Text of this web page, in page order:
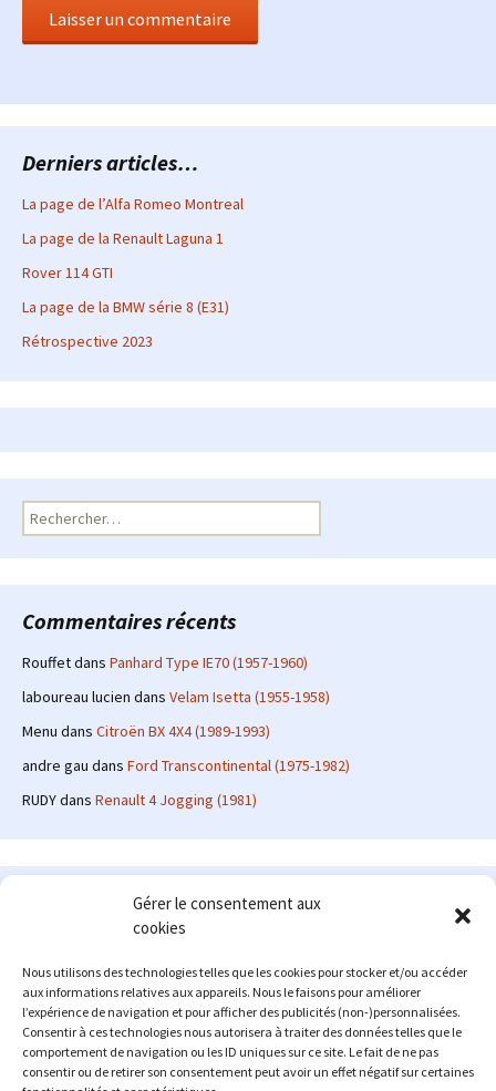
Gérer le consentement aux
cookies
Nous utilisons des technologies telles que les cookies pour stocker et/ou accéder
aux informations relatives aux appareils. Nous le faisons pour améliorer
l’expérience de navigation et pour afficher des publicités (non-)personnalisées.
Consentir à ces technologies nous autorisera à traiter des données telles que le
comportement de navigation ou les ID uniques sur ce site. Le fait de ne pas
consentir ou de retirer son consentement peut avoir un effet négatif sur certaines
Derniers articles…
La page de l’Alfa Romeo Montreal
La page de la Renault Laguna 1
Rover 114 GTI
La page de la BMW série 8 (E31)
Rétrospective 2023
Rechercher :
Commentaires récents
Rouffetdans Panhard Type IE70 (1957-1960)
laboureau lucien dans Velam Isetta (1955-1958)
Menu dans Citroën BX 4X4 (1989-1993)
andre gau dans Ford Transcontinental (1975-1982)
RUDYdans Renault 4 Jogging (1981)
Le site en quelques mots
: passionné d'automobile ancienne depuis de
nombreuses années, j'ai commencé à partager ma passion sur
internet à partir de 2009 au travers d'un blog qui a connu un relatif
succès. Fin 2013, je décide de prendre mon autonomie et me lancer
avec mon propre site : l'Automobile Ancienne.
Me contacter : alex(at)lautomobileancienne.com